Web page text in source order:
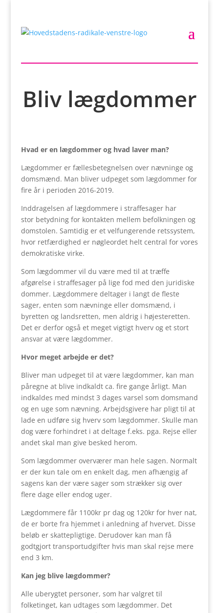
Bliv lægdommer
Hvad er en lægdommer og hvad laver man?
Lægdommer er fællesbetegnelsen over nævninge og
domsmænd. Man bliver udpeget som lægdommer for
fire år i perioden 2016-2019.
Inddragelsen af lægdommere i straffesager har
stor betydning for kontakten mellem befolkningen og
domstolen. Samtidig er et velfungerende retssystem,
hvor retfærdighed er nøgleordet helt central for vores
demokratiske virke.
Som lægdommer vil du være med til at træffe
afgørelse i straffesager på lige fod med den juridiske
dommer. Lægdommere deltager i langt de fleste
sager, enten som nævninge eller domsmænd, i
byretten og landsretten, men aldrig i højesteretten.
Det er derfor også et meget vigtigt hverv og et stort
ansvar at være lægdommer.
Hvor meget arbejde er det?
Bliver man udpeget til at være lægdommer, kan man
påregne at blive indkaldt ca. fire gange årligt. Man
indkaldes med mindst 3 dages varsel som domsmand
og en uge som nævning. Arbejdsgivere har pligt til at
lade en udføre sig hverv som lægdommer. Skulle man
dog være forhindret i at deltage f.eks. pga. Rejse eller
andet skal man give besked herom.
Som lægdommer overværer man hele sagen. Normalt
er der kun tale om en enkelt dag, men afhængig af
sagens kan der være sager som strækker sig over
flere dage eller endog uger.
Lægdommere får 1100kr pr dag og 120kr for hver nat,
de er borte fra hjemmet i anledning af hvervet. Disse
beløb er skattepligtige. Derudover kan man få
godtgjort transportudgifter hvis man skal rejse mere
end 3 km.
Kan jeg blive lægdommer?
Alle uberygtet personer, som har valgret til
folketinget, kan udtages som lægdommer. Det